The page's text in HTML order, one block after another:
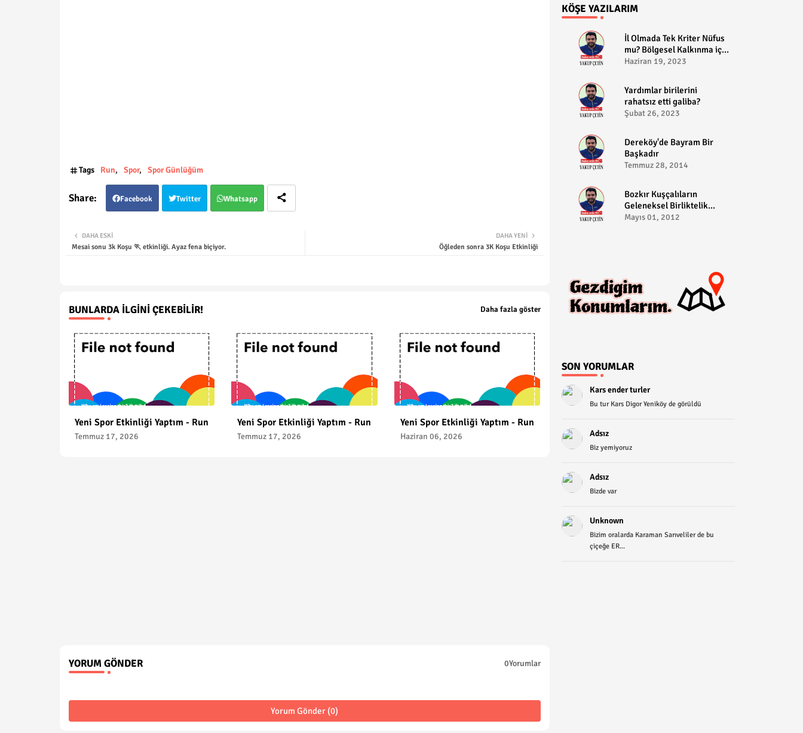
Tags Run Spor Spor Günlüğüm
Facebook Twitter Whatsapp
DAHA YENI
Öğleden sonra 3K Koşu Etkinliği
DAHA ESKI
Mesai sonu 3k Koşu 🏃 etkinliği. Ayaz fena biçiyor.
BUNLARDA İLGINI ÇEKEBILIR! Daha fazla göster
Yeni Spor Etkinliği Yaptım - Run
Temmuz 17, 2026
Yeni Spor Etkinliği Yaptım - Run
Temmuz 17, 2026
Yeni Spor Etkinliği Yaptım - Run
Haziran 06, 2026
YORUM GÖNDER 0Yorumlar
Yorum Gönder (0)
KÖŞE YAZILARIM
​İl Olmada Tek Kriter Nüfus
mu? Bölgesel Kalkınma için
Bozkır il olabilir?
Haziran 19, 2023
​Yardımlar birilerini
rahatsız etti galiba?
Şubat 26, 2023
Dereköy'de Bayram Bir
Başkadır
Temmuz 28, 2014
Bozkır Kuşçalıların
Geleneksel Birliktelik
Pikniği
Mayıs 01, 2012
SON YORUMLAR
Kars ender turler
Bu tur Kars Digor Yeniköy de görüldü
Adsız
Biz yemiyoruz
Adsız
Bizde var
Unknown
Bizim oralarda Karaman Sarıveliler de bu
çiçeğe ER...